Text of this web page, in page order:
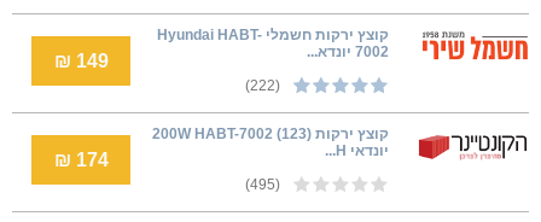
קוצץ ירקות חשמלי Hyundai HABT-
7002 יונדא...
(222)
149 ₪
קוצץ ירקות (200W HABT-7002 (123
יונדאי H...
(495)
174 ₪